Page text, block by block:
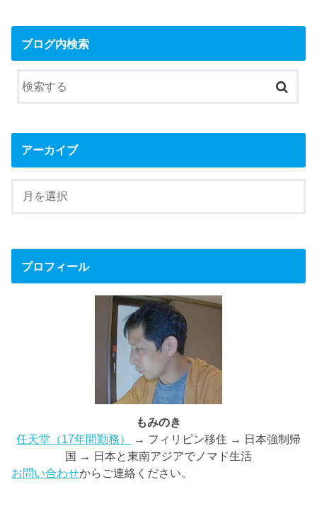
ブログ内検索
アーカイブ
プロフィール
もみのき
任天堂（17年間勤務）
→ フィリピン移住 → 日本強制帰
国 → 日本と東南アジアでノマド生活
お問い合わせからご連絡ください。